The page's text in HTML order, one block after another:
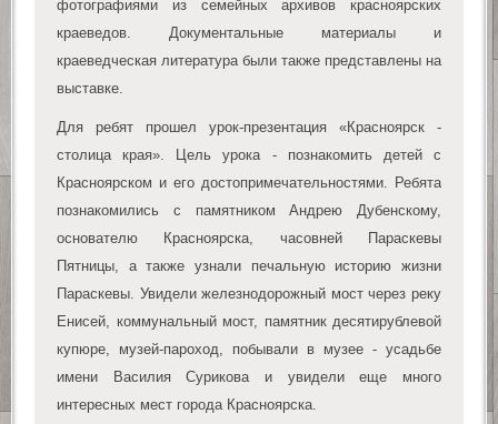
фотографиями из семейных архивов красноярских
краеведов. Документальные материалы и
краеведческая литература были также представлены на
выставке.
Для ребят прошел урок-презентация «Красноярск -
столица края». Цель урока - познакомить детей с
Красноярском и его достопримечательностями. Ребята
познакомились с памятником Андрею Дубенскому,
основателю Красноярска, часовней Параскевы
Пятницы, а также узнали печальную историю жизни
Параскевы. Увидели железнодорожный мост через реку
Енисей, коммунальный мост, памятник десятирублевой
купюре, музей-пароход, побывали в музее - усадьбе
имени Василия Сурикова и увидели еще много
интересных мест города Красноярска.